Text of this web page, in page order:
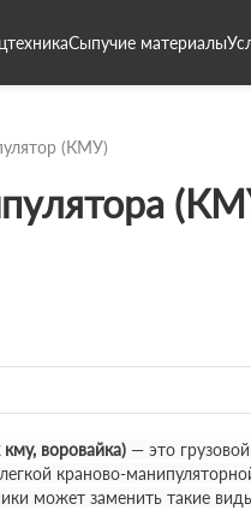
Сыпучие материалы
(КМУ)
воровайка) — это
краново-
может заменить такие